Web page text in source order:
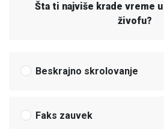
Šta ti najviše krade vreme
živofu?
Beskrajno skrolovanje
Faks zauvek